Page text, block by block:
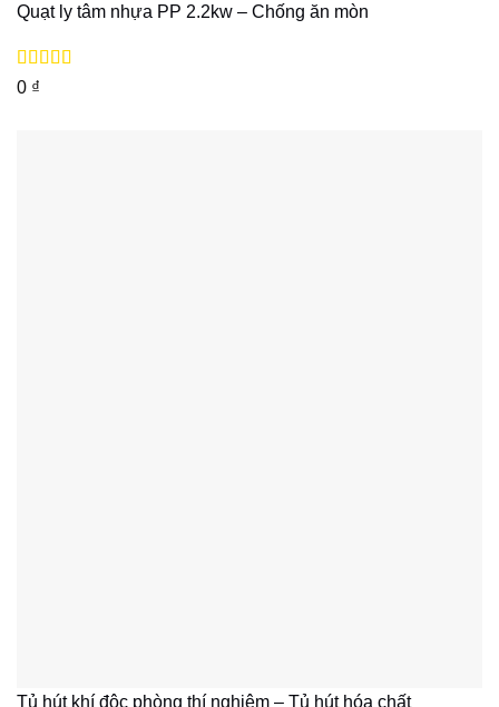
Quạt ly tâm nhựa PP 2.2kw – Chống ăn mòn
Được xếp
0 ₫
Tủ hút khí độc phòng thí nghiệm – Tủ hút hóa chất